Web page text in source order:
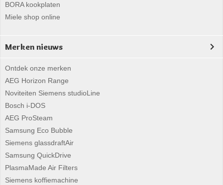
BORA kookplaten
Miele shop online
Merken nieuws
Ontdek onze merken
AEG Horizon Range
Noviteiten Siemens studioLine
Bosch i-DOS
AEG ProSteam
Samsung Eco Bubble
Siemens glassdraftAir
Samsung QuickDrive
PlasmaMade Air Filters
Siemens koffiemachine